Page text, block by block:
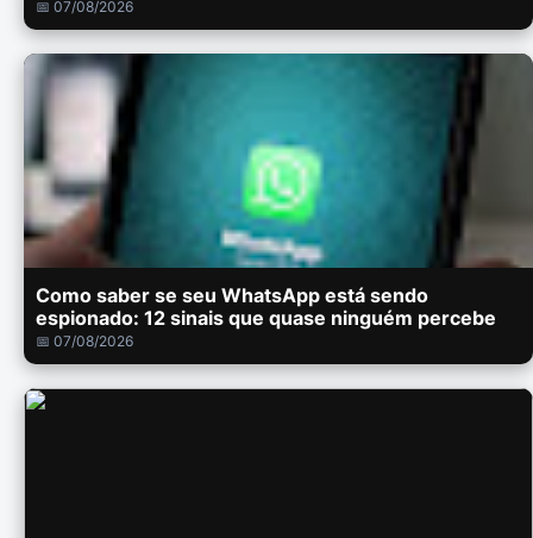
📅 07/08/2026
Como saber se seu WhatsApp está sendo
espionado: 12 sinais que quase ninguém percebe
📅 07/08/2026